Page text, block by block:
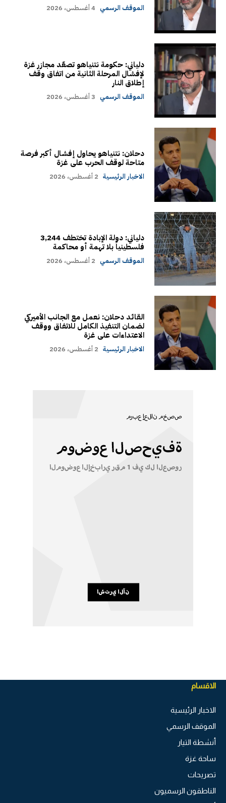
الموقف الرسمي 4 أغسطس، 2026
دلياني: حكومة نتنياهو تصعّد مجازر غزة
لإفشال المرحلة الثانية من اتفاق وقف
إطلاق النار
الموقف الرسمي 3 أغسطس، 2026
دحلان: نتنياهو يحاول إفشال أكبر فرصة
متاحة لوقف الحرب على غزة
الاخبار الرئيسية 2 أغسطس، 2026
دلياني: دولة الإبادة تختطف 3,244
فلسطينياً بلا تهمة أو محاكمة
الموقف الرسمي 2 أغسطس، 2026
القائد دحلان: نعمل مع الجانب الأميركي
لضمان التنفيذ الكامل للاتفاق ووقف
الاعتداءات على غزة
الاخبار الرئيسية 2 أغسطس، 2026
الاقسام
الاخبار الرئيسية
الموقف الرسمي
أنشطة التيار
ساحة غزة
تصريحات
الناطقون الرسميون